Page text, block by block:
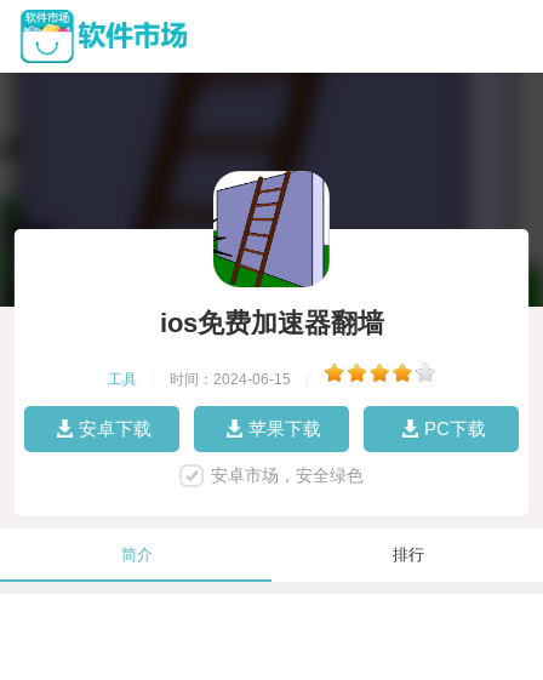
ios免费加速器翻墙
工具 时间：2024-06-15
安卓下载 苹果下载 PC下载
安卓市场，安全绿色
简介 排行